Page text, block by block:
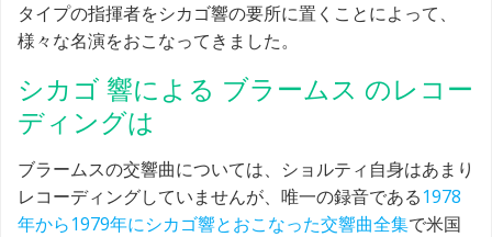
タイプの指揮者をシカゴ響の要所に置くことによって、
様々な名演をおこなってきました。
シカゴ 響による ブラームス のレコー
ディングは
ブラームスの交響曲については、ショルティ自身はあまり
レコーディングしていませんが、唯一の録音である1978
年から1979年にシカゴ響とおこなった交響曲全集で米国